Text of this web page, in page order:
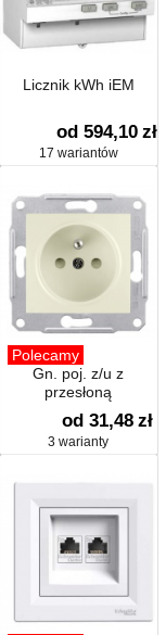
Licznik kWh iEM
od 594,10 zł
17 wariantów
Polecamy
Gn. poj. z/u z
przesłoną
od 31,48 zł
3 warianty